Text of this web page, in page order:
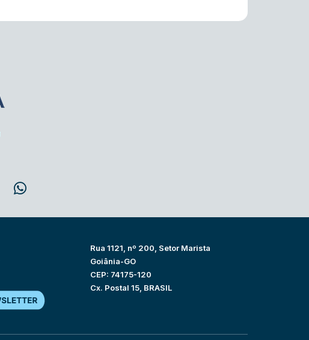
Rua 1121, nº 200, Setor Marista
Goiânia-GO
CEP: 74175-120
Cx. Postal 15, BRASIL